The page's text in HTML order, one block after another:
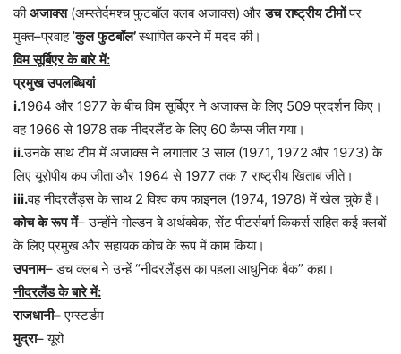
की अजाक्स(अम्स्तेर्दमश्च फुटबॉल क्लब अजाक्स) और डच राष्ट्रीय टीमों पर
मुक्त–प्रवाह’कुल फुटबॉल’स्थापित करने में मदद की।
विम सूर्बिएर के बारे में:
प्रमुख उपलब्धियां
i.1964 और 1977के बीच विम सूर्बिएर ने अजाक्स के लिए 509प्रदर्शन किए।
वह1966से1978तक नीदरलैंड के लिए 60कैप्स जीत गया।
ii.उनके साथ टीम में अजाक्स ने लगातार 3साल (1971, 1972 और 1973)के
लिए यूरोपीय कप जीता और 1964से1977तक7राष्ट्रीय खिताब जीते।
iii.वह नीदरलैंड्स के साथ 2विश्व कप फाइनल (1974, 1978)में खेल चुके हैं।
कोच के रूप में–उन्होंने गोल्डन बे अर्थक्वेक,सेंट पीटर्सबर्ग किकर्स सहित कई क्लबों
के लिए प्रमुख और सहायक कोच के रूप में काम किया।
उपनाम–डच क्लब ने उन्हें“नीदरलैंड्स का पहला आधुनिक बैक”कहा।
नीदरलैंड के बारे में:
राजधानी– एम्स्टर्डम
मुद्रा–यूरो